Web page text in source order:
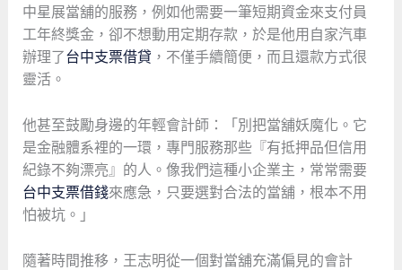
中星展當舖的服務，例如他需要一筆短期資金來支付員
工年終獎金，卻不想動用定期存款，於是他用自家汽車
辦理了台中支票借貸 ，不僅手續簡便，而且還款方式很
靈活。
他甚至鼓勵身邊的年輕會計師：「別把當舖妖魔化。它
是金融體系裡的一環，專門服務那些『有抵押品但信用
紀錄不夠漂亮』的人。像我們這種小企業主，常常需要
台中支票借錢來應急，只要選對合法的當舖，根本不用
怕被坑。」
隨著時間推移，王志明從一個對當舖充滿偏見的會計